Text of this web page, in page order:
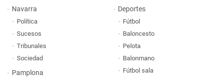
Navarra
Política
Sucesos
Tribunales
Sociedad
Pamplona
Deportes
Fútbol
Baloncesto
Pelota
Balonmano
Fútbol sala